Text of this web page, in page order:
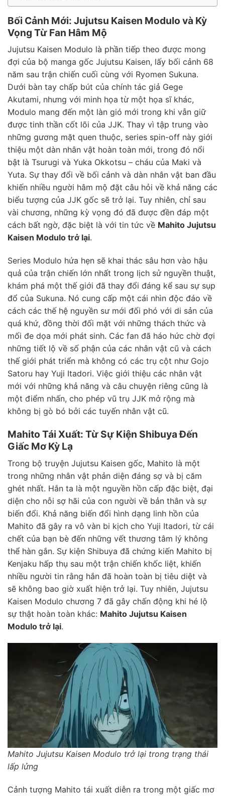
Bối Cảnh Mới: Jujutsu Kaisen Modulo và Kỳ
Vọng Từ Fan Hâm Mộ
Jujutsu Kaisen Modulo là phần tiếp theo được mong
đợi của bộ manga gốc Jujutsu Kaisen, lấy bối cảnh 68
năm sau trận chiến cuối cùng với Ryomen Sukuna.
Dưới bàn tay chấp bút của chính tác giả Gege
Akutami, nhưng với minh họa từ một họa sĩ khác,
Modulo mang đến một làn gió mới trong khi vẫn giữ
được tinh thần cốt lõi của JJK. Thay vì tập trung vào
những gương mặt quen thuộc, series spin-off này giới
thiệu một dàn nhân vật hoàn toàn mới, trong đó nổi
bật là Tsurugi và Yuka Okkotsu – cháu của Maki và
Yuta. Sự thay đổi về bối cảnh và dàn nhân vật ban đầu
khiến nhiều người hâm mộ đặt câu hỏi về khả năng các
biểu tượng của JJK gốc sẽ trở lại. Tuy nhiên, chỉ sau
vài chương, những kỳ vọng đó đã được đền đáp một
cách bất ngờ, đặc biệt là với tin tức về Mahito Jujutsu
Kaisen Modulo trở lại.
Series Modulo hứa hẹn sẽ khai thác sâu hơn vào hậu
quả của trận chiến lớn nhất trong lịch sử nguyền thuật,
khám phá một thế giới đã thay đổi đáng kể sau sự sụp
đổ của Sukuna. Nó cung cấp một cái nhìn độc đáo về
cách các thế hệ nguyền sư mới đối phó với di sản của
quá khứ, đồng thời đối mặt với những thách thức và
mối đe dọa mới phát sinh. Các fan đã háo hức chờ đợi
những tiết lộ về số phận của các nhân vật cũ và cách
thế giới phát triển mà không có các trụ cột như Gojo
Satoru hay Yuji Itadori. Việc giới thiệu các nhân vật
mới với những khả năng và câu chuyện riêng cũng là
một điểm nhấn, cho phép vũ trụ JJK mở rộng mà
không bị gò bó bởi các tuyến nhân vật cũ.
Mahito Tái Xuất: Từ Sự Kiện Shibuya Đến
Giấc Mơ Kỳ Lạ
Trong bộ truyện Jujutsu Kaisen gốc, Mahito là một
trong những nhân vật phản diện đáng sợ và bị căm
ghét nhất. Hắn ta là một nguyền hồn cấp đặc biệt, đại
diện cho nỗi sợ hãi của con người về bản thân và sự
biến đổi. Khả năng biến đổi hình dạng linh hồn của
Mahito đã gây ra vô vàn bi kịch cho Yuji Itadori, từ cái
chết của bạn bè đến những vết thương tâm lý không
thể hàn gắn. Sự kiện Shibuya đã chứng kiến Mahito bị
Kenjaku hấp thụ sau một trận chiến khốc liệt, khiến
nhiều người tin rằng hắn đã hoàn toàn bị tiêu diệt và
sẽ không bao giờ xuất hiện trở lại. Tuy nhiên, Jujutsu
Kaisen Modulo chương 7 đã gây chấn động khi hé lộ
sự thật hoàn toàn khác: Mahito Jujutsu Kaisen
Modulo trở lại.
Mahito Jujutsu Kaisen Modulo trở lại trong trạng thái
lấp lửng
Cảnh tượng Mahito tái xuất diễn ra trong một giấc mơ